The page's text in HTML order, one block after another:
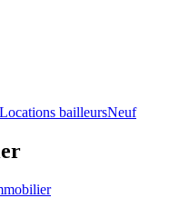
Locations bailleursNeuf